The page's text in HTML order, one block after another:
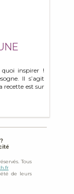
inspirer !
Il s’agit
recette est sur
Tous
de leurs